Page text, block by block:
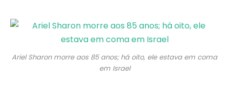
Ariel Sharon morre aos 85 anos; há oito, ele estava em coma
em Israel